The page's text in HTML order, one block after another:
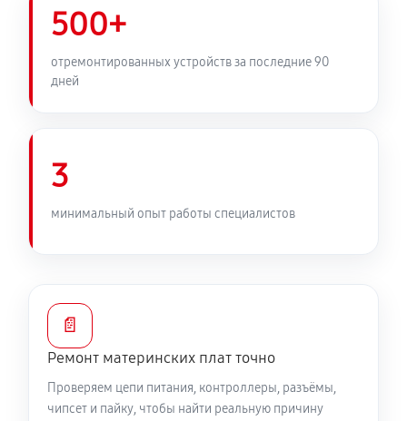
500+
отремонтированных устройств за последние 90
дней
3
минимальный опыт работы специалистов
📄
Ремонт материнских плат точно
Проверяем цепи питания, контроллеры, разъёмы,
чипсет и пайку, чтобы найти реальную причину